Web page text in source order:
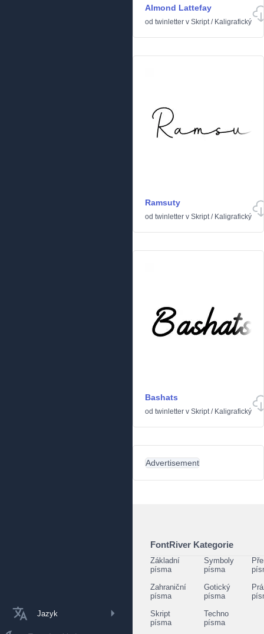
Jazyk
Almond Lattefay
od twinletter v Skript/ Kaligrafický
Ramsuty
od twinletter v Skript/ Kaligrafický
Bashats
od twinletter v Skript/ Kaligrafický
Advertisement
FontRiver Kategorie
Základní
písma
Symboly
písma
Zahraniční
písma
Gotický
písma
Skript
písma
Techno
písma